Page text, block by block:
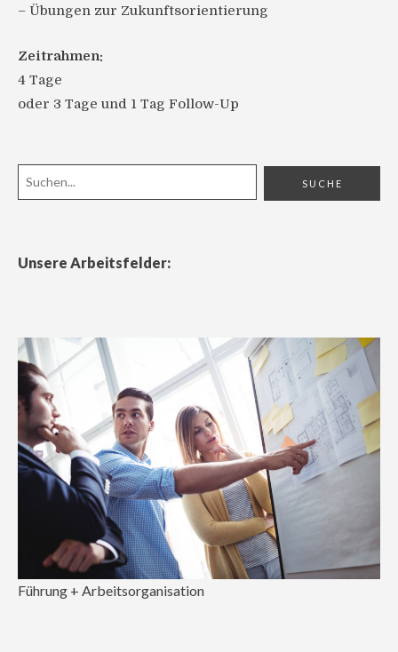
– Übungen zur Zukunftsorientierung
Zeitrahmen:
4 Tage
oder 3 Tage und 1 Tag Follow-Up
Unsere Arbeitsfelder:
Führung + Arbeitsorganisation